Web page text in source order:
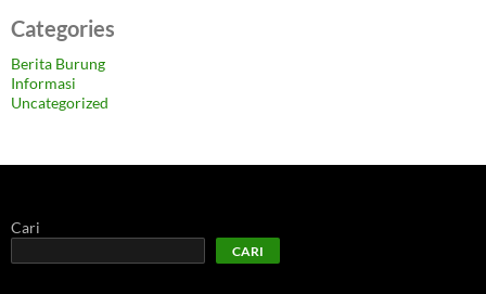
Categories
Berita Burung
Informasi
Uncategorized
Cari
CARI